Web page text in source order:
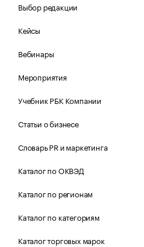
Выбор редакции
Кейсы
Вебинары
Мероприятия
Учебник РБК Компании
Статьи о бизнесе
Словарь PR и маркетинга
Каталог по ОКВЭД
Каталог по регионам
Каталог по категориям
Каталог торговых марок